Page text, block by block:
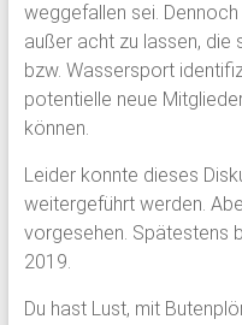
weggefallen sei.
außer acht zu lassen, die
bzw. Wassersport
potentielle neue
können.
Leider konnte dieses
weitergeführt werden.
vorgesehen. Spätestens
2019.
Du hast Lust, mit